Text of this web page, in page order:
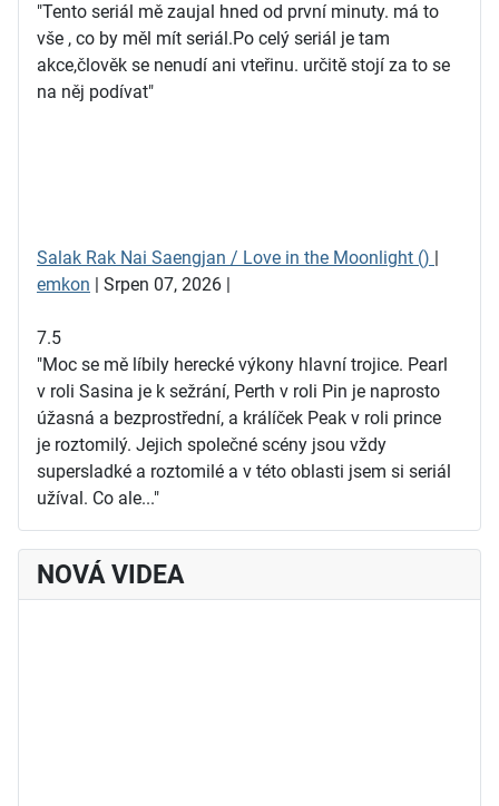
"Tento seriál mě zaujal hned od první minuty. má to
vše , co by měl mít seriál.Po celý seriál je tam
akce,člověk se nenudí ani vteřinu. určitě stojí za to se
na něj podívat"
Salak Rak Nai Saengjan / Love in the Moonlight () |
emkon | Srpen 07, 2026 |
7.5
"Moc se mě líbily herecké výkony hlavní trojice. Pearl
v roli Sasina je k sežrání, Perth v roli Pin je naprosto
úžasná a bezprostřední, a králíček Peak v roli prince
je roztomilý. Jejich společné scény jsou vždy
supersladké a roztomilé a v této oblasti jsem si seriál
užíval. Co ale..."
NOVÁ VIDEA